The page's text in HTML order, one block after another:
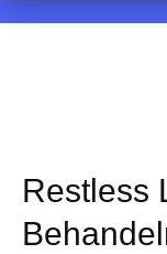
Restless